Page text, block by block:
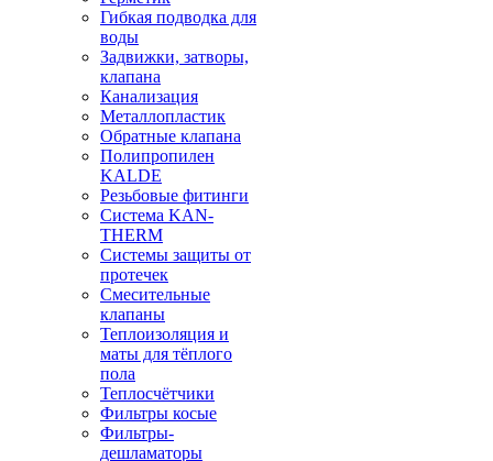
Гибкая подводка для
воды
Задвижки, затворы,
клапана
Канализация
Металлопластик
Обратные клапана
Полипропилен
KALDE
Резьбовые фитинги
Система KAN-
THERM
Системы защиты от
протечек
Смесительные
клапаны
Теплоизоляция и
маты для тёплого
пола
Теплосчётчики
Фильтры косые
Фильтры-
дешламаторы